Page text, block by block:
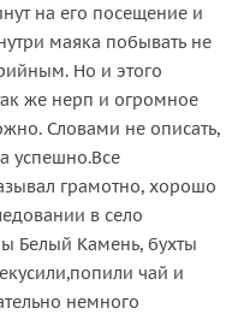
на его посещение и
маяка побывать не
Но и этого
же нерп и огромное
Словами не описать,
успешно.Все
грамотно, хорошо
в село
Белый Камень, бухты
чай и
немного